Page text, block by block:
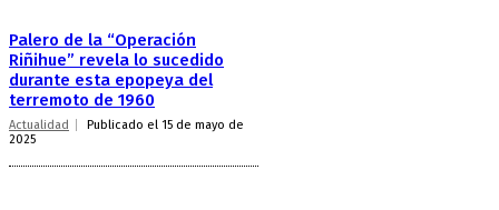
Palero de la “Operación
Riñihue” revela lo sucedido
durante esta epopeya del
terremoto de 1960
Actualidad
Publicado el 15 de mayo de
2025